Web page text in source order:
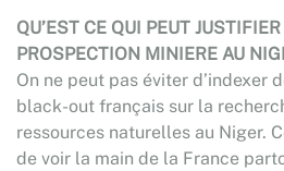
QU’EST CE QUI PEUT
PROSPECTION MINIERE AU
On ne peut pas éviter d’indexer
black-out français sur la
ressources naturelles au Niger.
de voir la main de la France